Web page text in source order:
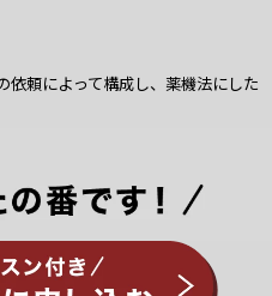
頼によって構成し、薬機法にした